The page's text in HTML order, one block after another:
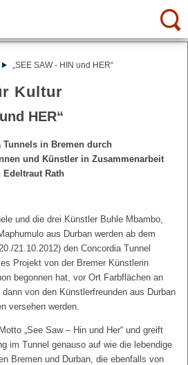
„SEE SAW - HIN und HER“
Kultur
HER“
in Bremen durch
und Künstler in Zusammenarbeit
Rath
und die drei Künstler Buhle Mbambo,
aus Durban werden ab dem
21.10.2012) den Concordia Tunnel
Projekt von der Bremer Künstlerin
begonnen hat, vor Ort Farbflächen an
von den Künstlerfreunden aus Durban
versehen werden.
„See Saw – Hin und Her“ und greift
im Tunnel genauso auf wie die lebendige
Bremen und Durban, die ebenfalls von